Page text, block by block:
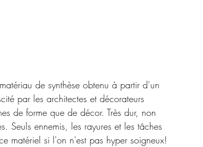
de synthèse obtenu à partir d’un
par les architectes et décorateurs
de forme que de décor. Très dur, non
Seuls ennemis, les rayures et les tâches
matériel si l'on n'est pas hyper soigneux!